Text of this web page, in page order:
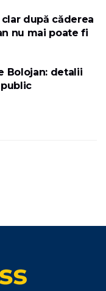
după căderea
nu mai poate fi
Bolojan: detalii